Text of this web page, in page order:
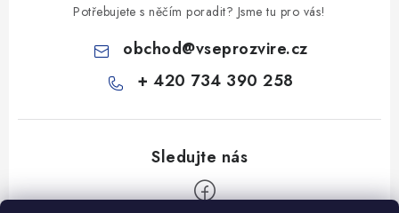
Potřebujete s něčím poradit? Jsme tu pro vás!
obchod@vseprozvire.cz
+ 420 734 390 258